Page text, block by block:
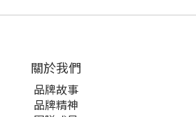
關於我們
品牌故事
品牌精神